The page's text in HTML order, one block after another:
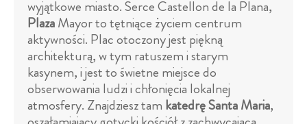
wyjątkowe miasto. Serce Castellon de la Plana,
PlazaMayor to tętniące życiem centrum
aktywności. Plac otoczony jest piękną
architekturą, w tym ratuszem i starym
kasynem, i jest to świetne miejsce do
obserwowania ludzi i chłonięcia lokalnej
atmosfery. Znajdziesz tam katedrę Santa Maria,